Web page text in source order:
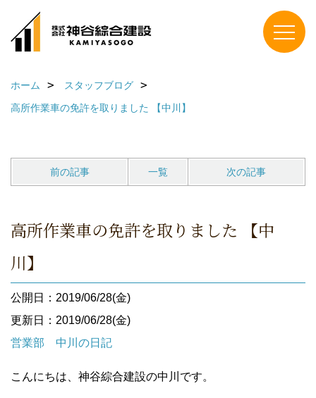
ホーム
スタッフブログ
高所作業車の免許を取りました 【中川】
前の記事 一覧 次の記事
高所作業車の免許を取りました 【中
川】
公開日：2019/06/28(金)
更新日：2019/06/28(金)
営業部 中川の日記
こんにちは、神谷綜合建設の中川です。